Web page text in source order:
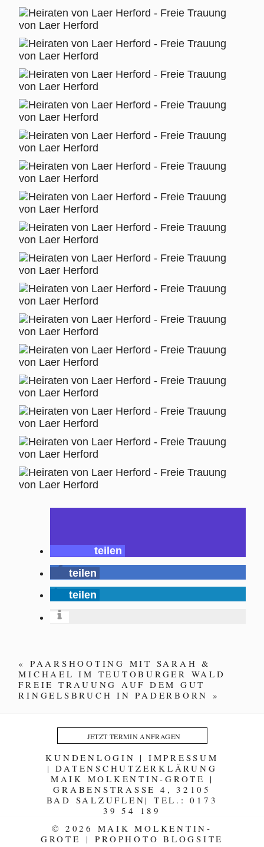
teilen
teilen
teilen
«
PAARSHOOTING MIT SARAH &
MICHAEL IM TEUTOBURGER WALD
FREIE TRAUUNG AUF DEM GUT
RINGELSBRUCH IN PADERBORN »
JETZT TERMIN ANFRAGEN
KUNDENLOGIN | IMPRESSUM
|DATENSCHUTZERKLÄRUNG
MAIK MOLKENTIN-GROTE |
GRABENSTRASSE 4, 32105
BAD SALZUFLEN| TEL.: 0173
39 54 189
© 2026 MAIK MOLKENTIN-
GROTE
| PROPHOTO BLOGSITE